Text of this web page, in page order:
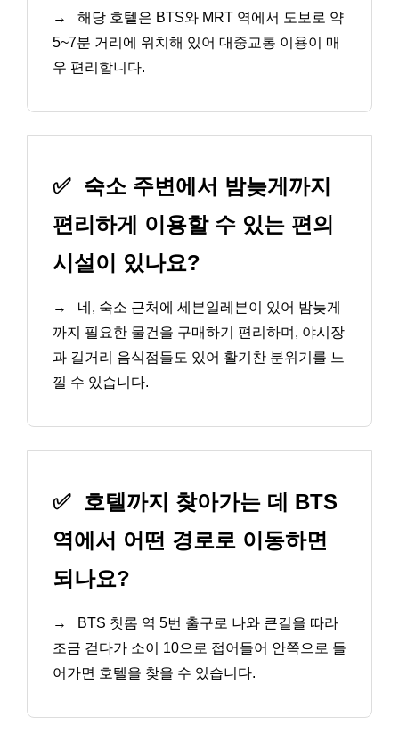
→
해당 호텔은 BTS와 MRT 역에서 도보로 약
5~7분 거리에 위치해 있어 대중교통 이용이 매
우 편리합니다.
✅ 숙소 주변에서 밤늦게까지
편리하게 이용할 수 있는 편의
시설이 있나요?
→
네, 숙소 근처에 세븐일레븐이 있어 밤늦게
까지 필요한 물건을 구매하기 편리하며, 야시장
과 길거리 음식점들도 있어 활기찬 분위기를 느
낄 수 있습니다.
✅ 호텔까지 찾아가는 데 BTS
역에서 어떤 경로로 이동하면
되나요?
→
BTS 칫롬 역 5번 출구로 나와 큰길을 따라
조금 걷다가 소이 10으로 접어들어 안쪽으로 들
어가면 호텔을 찾을 수 있습니다.